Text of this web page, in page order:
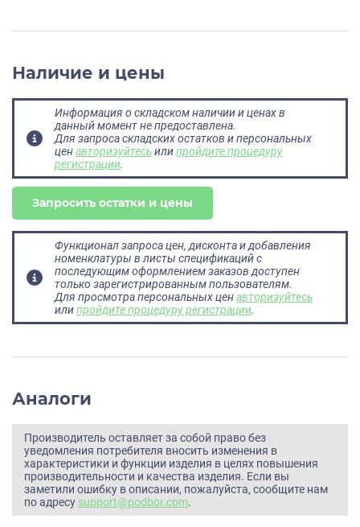
Наличие и цены
Информация о складском наличии и ценах в
данный момент не предоставлена.
Для запроса складских остатков и персональных
ценавторизуйтесьилипройдите процедуру
регистрации.
Запросить остатки и цены
Функционал запроса цен, дисконта и добавления
номенклатуры в листы спецификаций с
последующим оформлением заказов доступен
только зарегистрированным пользователям.
Для просмотра персональных ценавторизуйтесь
илипройдите процедуру регистрации.
Аналоги
Производитель оставляет за собой право без
уведомления потребителя вносить изменения в
характеристики и функции изделия в целях повышения
производительности и качества изделия. Если вы
заметили ошибку в описании, пожалуйста, сообщите нам
по адресу support@podbor.com.